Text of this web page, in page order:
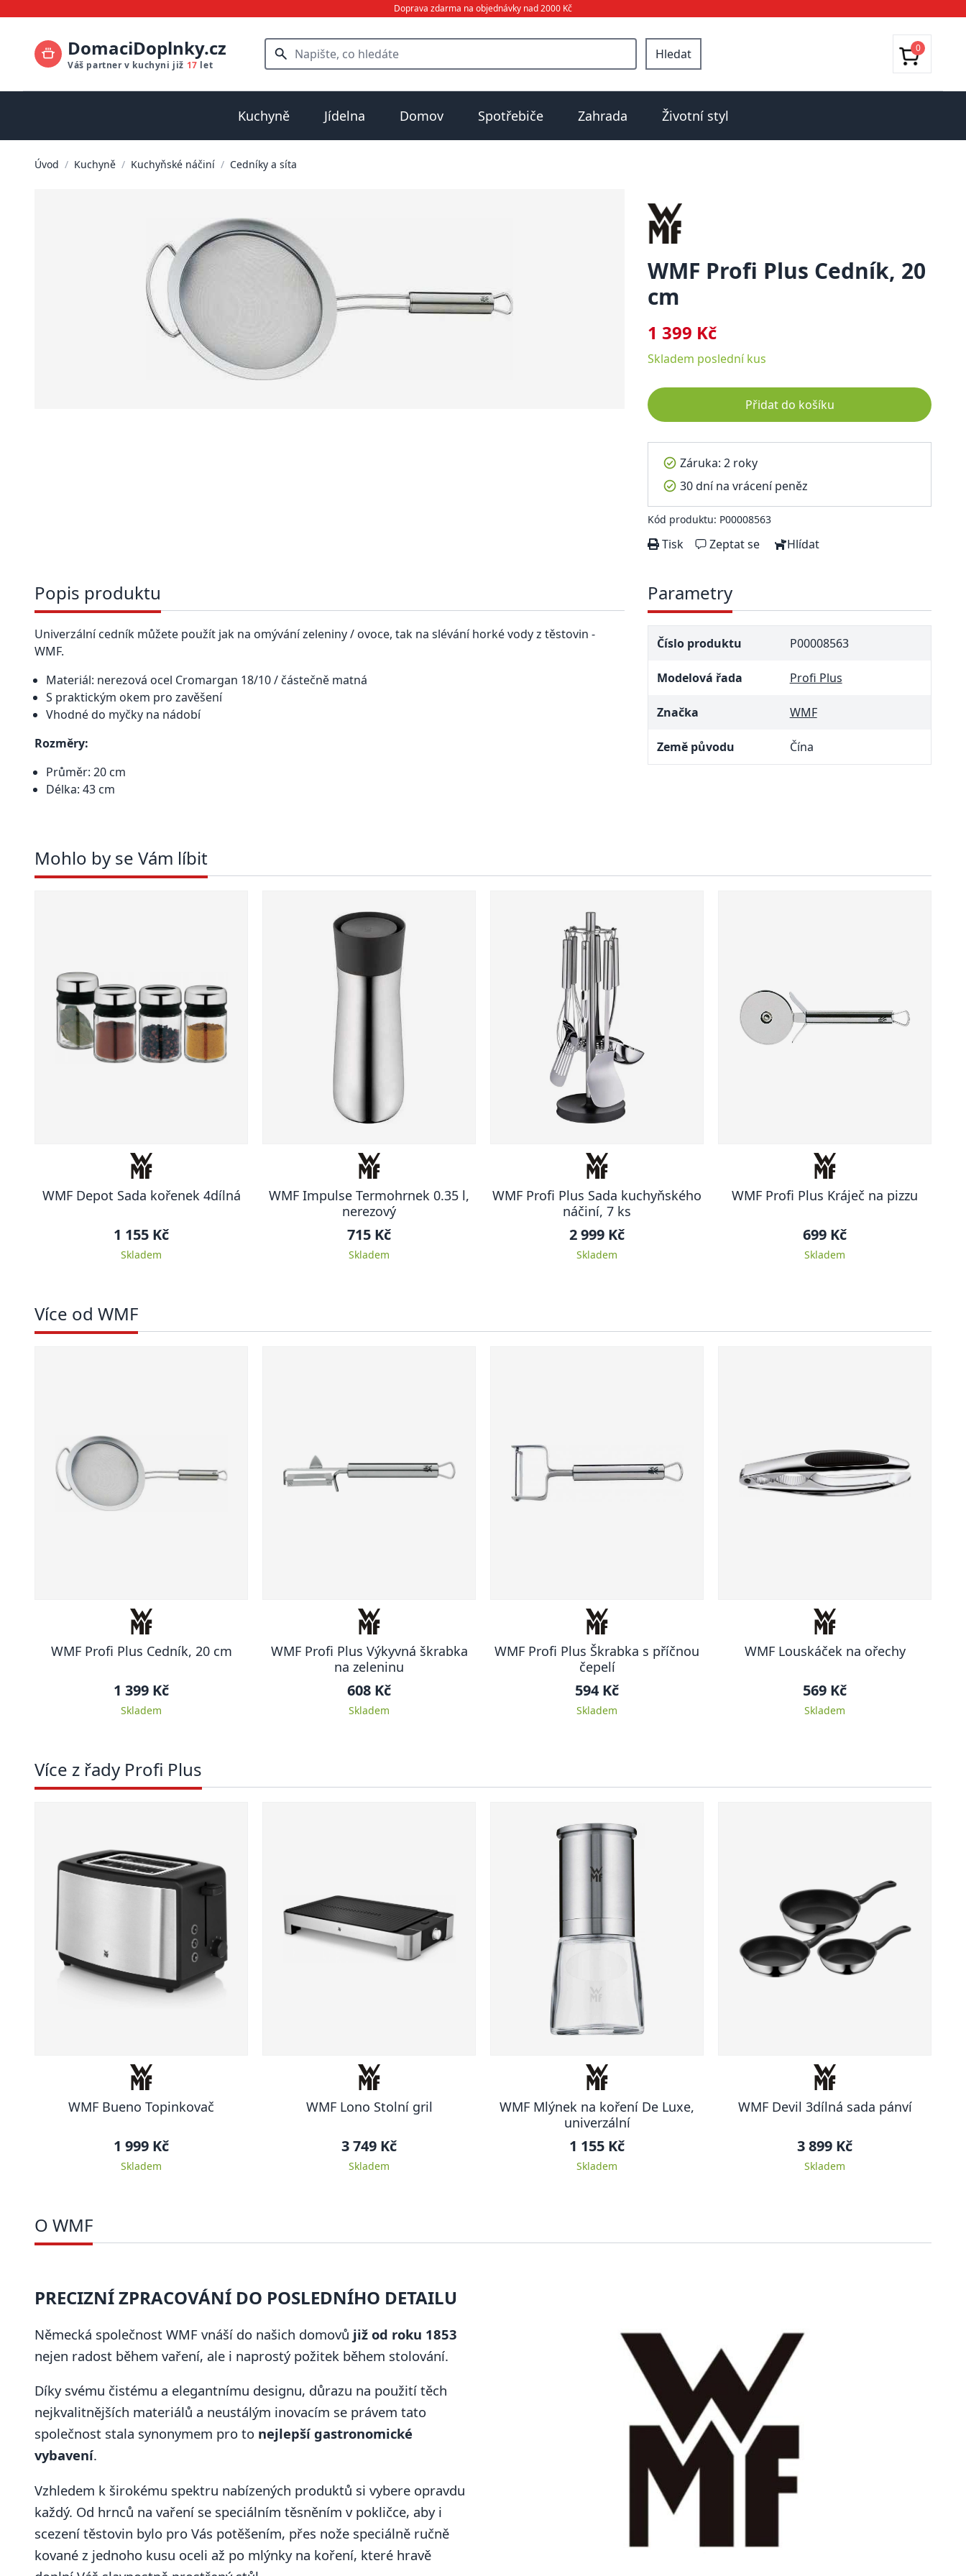
Doprava zdarma na objednávky nad 2000 Kč
DomaciDoplnky.cz
Váš partner v kuchyni již 17 let
Hledat 0
Kuchyně Jídelna Domov Spotřebiče Zahrada Životní styl
Úvod / Kuchyně / Kuchyňské náčiní / Cedníky a síta
WMF Profi Plus Cedník, 20
cm
1 399 Kč
Skladem poslední kus
Přidat do košíku
Záruka: 2 roky
30 dní na vrácení peněz
Kód produktu: P00008563
Tisk Zeptat se Hlídat
Popis produktu
Univerzální cedník můžete použít jak na omývání zeleniny / ovoce, tak na slévání horké vody z těstovin -
WMF.
Materiál: nerezová ocel Cromargan 18/10 / částečně matná
S praktickým okem pro zavěšení
Vhodné do myčky na nádobí
Rozměry:
Průměr: 20 cm
Délka: 43 cm
Parametry
Číslo produktu P00008563
Modelová řada Profi Plus
Značka WMF
Země původu Čína
Mohlo by se Vám líbit
WMF Depot Sada kořenek 4dílná
1 155 Kč
Skladem
WMF Impulse Termohrnek 0.35 l,
nerezový
715 Kč
Skladem
WMF Profi Plus Sada kuchyňského
náčiní, 7 ks
2 999 Kč
Skladem
WMF Profi Plus Kráječ na pizzu
699 Kč
Skladem
Více od WMF
WMF Profi Plus Cedník, 20 cm
1 399 Kč
Skladem
WMF Profi Plus Výkyvná škrabka
na zeleninu
608 Kč
Skladem
WMF Profi Plus Škrabka s příčnou
čepelí
594 Kč
Skladem
WMF Louskáček na ořechy
569 Kč
Skladem
Více z řady Profi Plus
WMF Bueno Topinkovač
1 999 Kč
Skladem
WMF Lono Stolní gril
3 749 Kč
Skladem
WMF Mlýnek na koření De Luxe,
univerzální
1 155 Kč
Skladem
WMF Devil 3dílná sada pánví
3 899 Kč
Skladem
O WMF
PRECIZNÍ ZPRACOVÁNÍ DO POSLEDNÍHO DETAILU
Německá společnost WMF vnáší do našich domovů již od roku 1853
nejen radost během vaření, ale i naprostý požitek během stolování.
Díky svému čistému a elegantnímu designu, důrazu na použití těch
nejkvalitnějších materiálů a neustálým inovacím se právem tato
společnost stala synonymem pro to nejlepší gastronomické
vybavení.
Vzhledem k širokému spektru nabízených produktů si vybere opravdu
každý. Od hrnců na vaření se speciálním těsněním v pokličce, aby i
scezení těstovin bylo pro Vás potěšením, přes nože speciálně ručně
kované z jednoho kusu oceli až po mlýnky na koření, které hravě